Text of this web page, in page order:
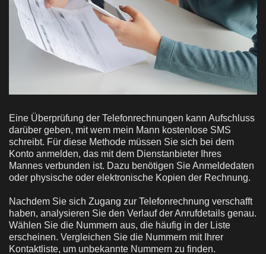
Eine Überprüfung der Telefonrechnungen kann Aufschluss
darüber geben, mit wem mein Mann kostenlose SMS
schreibt. Für diese Methode müssen Sie sich bei dem
Konto anmelden, das mit dem Dienstanbieter Ihres
Mannes verbunden ist. Dazu benötigen Sie Anmeldedaten
oder physische oder elektronische Kopien der Rechnung.
Nachdem Sie sich Zugang zur Telefonrechnung verschafft
haben, analysieren Sie den Verlauf der Anrufdetails genau.
Wählen Sie die Nummern aus, die häufig in der Liste
erscheinen. Vergleichen Sie die Nummern mit Ihrer
Kontaktliste, um unbekannte Nummern zu finden.